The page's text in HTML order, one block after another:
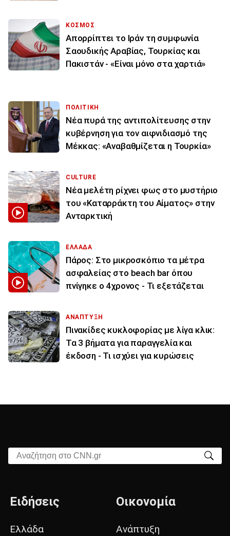
ΚΟΣΜΟΣ
Απορρίπτει το Ιράν τη συμφωνία
Σαουδικής Αραβίας, Τουρκίας και
Πακιστάν - «Είναι μόνο στα χαρτιά»
ΠΟΛΙΤΙΚΗ
Νέα πυρά της αντιπολίτευσης στην
κυβέρνηση για τον αιφνιδιασμό της
Μέκκας: «Αναβαθμίζεται η Τουρκία»
CULTURE
Νέα μελέτη ρίχνει φως στο μυστήριο
του «Καταρράκτη του Αίματος» στην
Ανταρκτική
ΕΛΛΑΔΑ
Πάρος: Στο μικροσκόπιο τα μέτρα
ασφαλείας στο beach bar όπου
πνίγηκε ο 4χρονος - Τι εξετάζεται
ΑΝΑΠΤΥΞΗ
Πινακίδες κυκλοφορίας με λίγα κλικ:
Τα 3 βήματα για παραγγελία και
έκδοση - Τι ισχύει για κυρώσεις
Αναζήτηση στο CNN.gr
Ειδήσεις
Ελλάδα
Οικονομία
Ανάπτυξη